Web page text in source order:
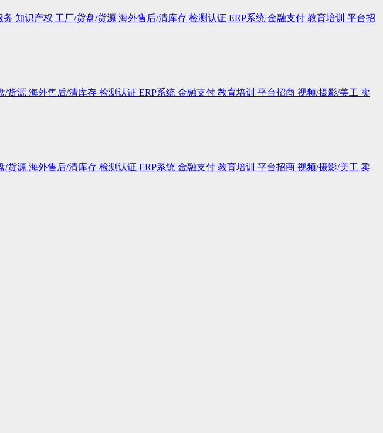
务 知识产权 工厂/货盘/货源 海外售后/清库存 检测认证 ERP系统 金融支付 教育培训 平台招
/货源 海外售后/清库存 检测认证 ERP系统 金融支付 教育培训 平台招商 视频/摄影/美工 卖
/货源 海外售后/清库存 检测认证 ERP系统 金融支付 教育培训 平台招商 视频/摄影/美工 卖